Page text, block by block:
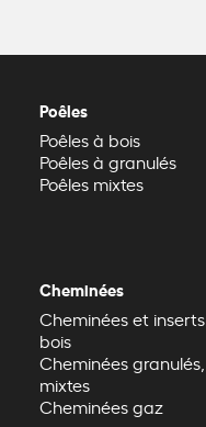
Poêles
Poêles à bois
Poêles à granulés
Poêles mixtes
Cheminées
Cheminées et inserts
bois
Cheminées granulés,
mixtes
Cheminées gaz